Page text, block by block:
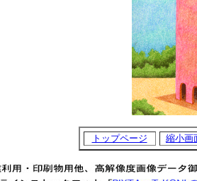
トップページ 縮小画